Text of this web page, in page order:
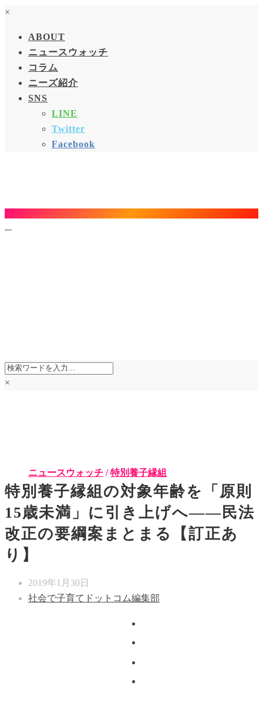
×
ABOUT
ニュースウォッチ
コラム
ニーズ紹介
SNS
LINE
Twitter
Facebook
×
ニュースウォッチ /特別養子縁組
特別養子縁組の対象年齢を「原則
15歳未満」に引き上げへ――民法
改正の要綱案まとまる【訂正あ
り】
2019年1月30日
社会で子育てドットコム編集部